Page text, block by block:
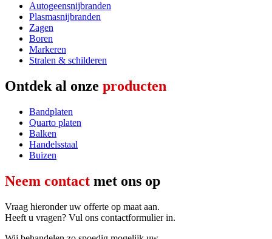
Autogeensnijbranden
Plasmasnijbranden
Zagen
Boren
Markeren
Stralen & schilderen
Ontdek al onze producten
Bandplaten
Quarto platen
Balken
Handelsstaal
Buizen
Neem contact met ons op
Vraag hieronder uw offerte op maat aan.
Heeft u vragen? Vul ons contactformulier in.